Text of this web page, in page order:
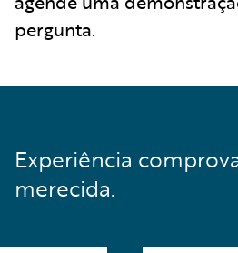
pergunta.
Experiência
merecida.